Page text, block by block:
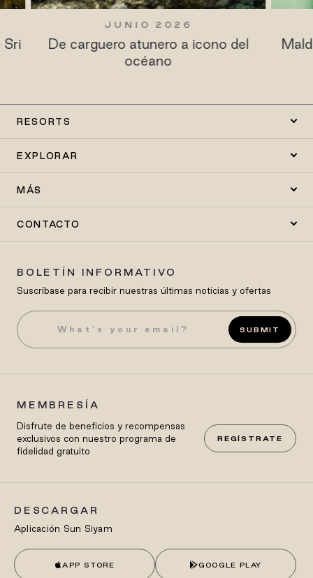
MARZO 2025
Maldives Resort Guide: Sun Siyam
Resorts
RESORTS
EXPLORAR
MÁS
CONTACTO
BOLETÍN INFORMATIVO
Suscríbase para recibir nuestras últimas noticias y ofertas
SUBMIT
MEMBRESÍA
Disfrute de beneficios y recompensas
exclusivos con nuestro programa de
fidelidad gratuito
REGÍSTRATE
DESCARGAR
Aplicación Sun Siyam
APP STORE GOOGLE PLAY